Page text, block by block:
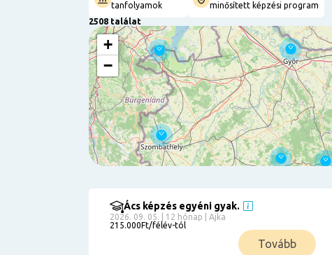
tanfolyamok
minősített képzési program
2508 találat
+
−
SzűrésÁcs képzés egyéni gyak.
2026. 09. 05. | 12 hónap | Ajka
215.000Ft/félév-tól
Tovább